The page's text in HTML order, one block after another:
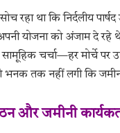
रहा था कि निर्दलीय
योजना को अंजाम दे रहे
चर्चा—हर मोर्चे पर
भनक तक नहीं लगी कि
और जमीनी